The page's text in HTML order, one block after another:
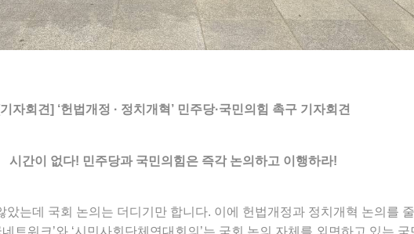
자회견] ‘헌법개정 · 정치개혁’ 민주당·국민의힘 촉구 기자회견
시간이 없다! 민주당과 국민의힘은 즉각 논의하고 이행하라!
았는데 국회 논의는 더디기만 합니다. 이에 헌법개정과 정치개혁 논의를